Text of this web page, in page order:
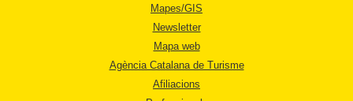
Mapes/GIS
Newsletter
Mapa web
Agència Catalana de Turisme
Afiliacions